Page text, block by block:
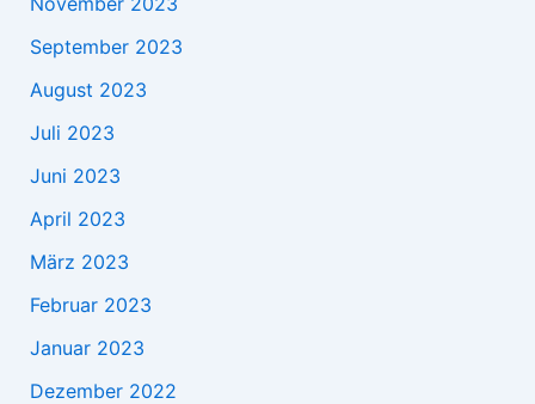
September 2023
August 2023
Juli 2023
Juni 2023
April 2023
März 2023
Februar 2023
Januar 2023
Dezember 2022